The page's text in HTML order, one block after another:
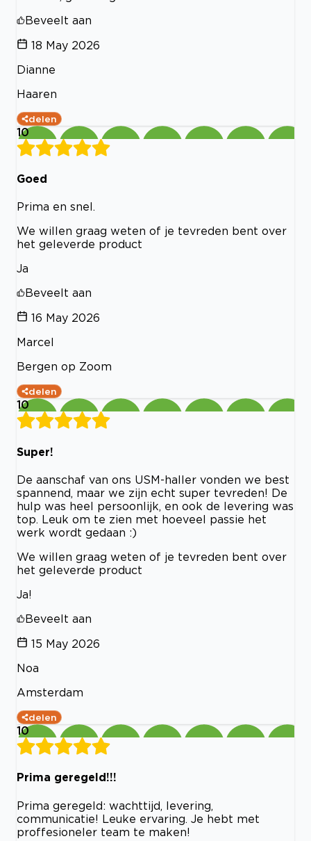
Beveelt aan
18 May 2026
Dianne
Haaren
delen
10
Goed
Prima en snel.
We willen graag weten of je tevreden bent over
het geleverde product
Ja
Beveelt aan
16 May 2026
Marcel
Bergen op Zoom
delen
10
Super!
De aanschaf van ons USM-haller vonden we best
spannend, maar we zijn echt super tevreden! De
hulp was heel persoonlijk, en ook de levering was
top. Leuk om te zien met hoeveel passie het
werk wordt gedaan :)
We willen graag weten of je tevreden bent over
het geleverde product
Ja!
Beveelt aan
15 May 2026
Noa
Amsterdam
delen
10
Prima geregeld!!!
Prima geregeld: wachttijd, levering,
communicatie! Leuke ervaring. Je hebt met
proffesioneler team te maken!